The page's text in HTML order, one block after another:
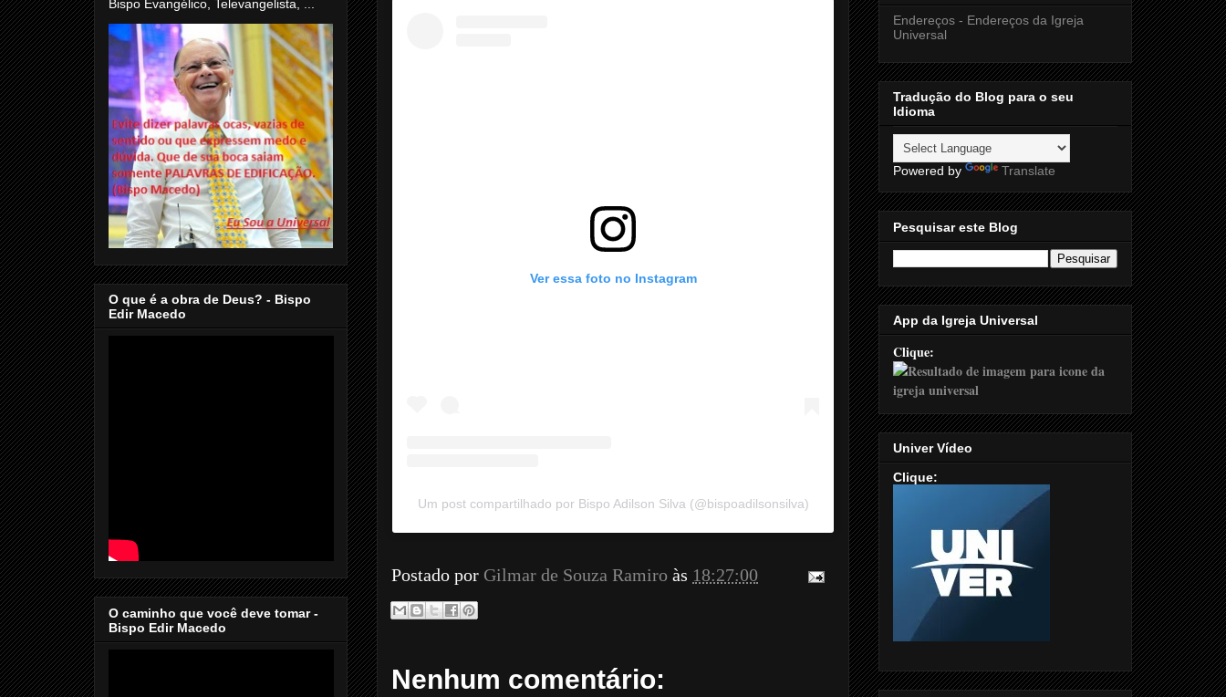
Ver essa foto no Instagram
Um post compartilhado por Bispo Adilson Silva (@bispoadilsonsilva)
Postado por Gilmar de Souza Ramiro às 18:27:00
Nenhum comentário:
Bispo Evangélico, Televangelista, ...
O que é a obra de Deus? - Bispo
Edir Macedo
O caminho que você deve tomar -
Bispo Edir Macedo
Endereços - Endereços da Igreja
Universal
Tradução do Blog para o seu
Idioma
Powered by Translate
Pesquisar este Blog
App da Igreja Universal
Clique:
Univer Vídeo
Clique: